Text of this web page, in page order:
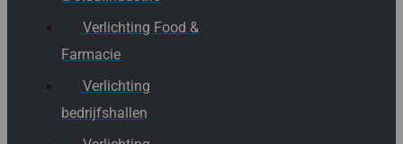
Verlichting Food &
Farmacie
Verlichting
bedrijfshallen